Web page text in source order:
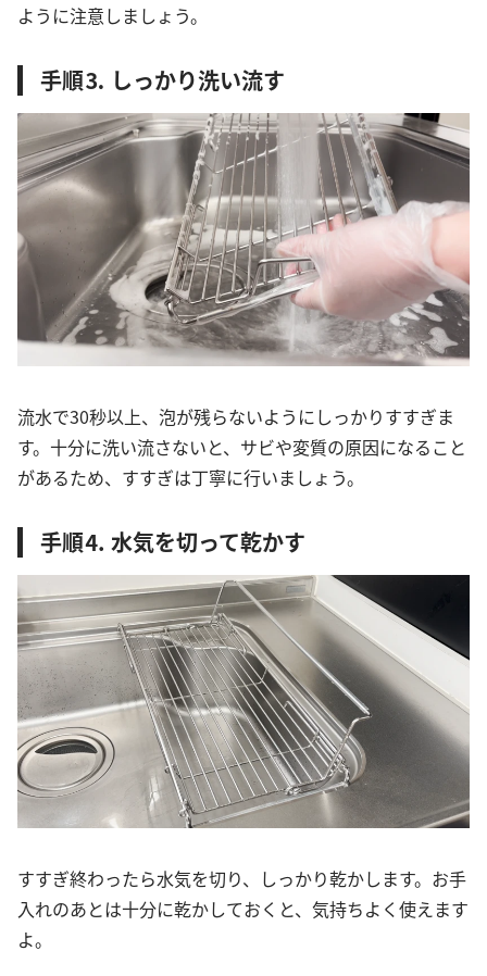
ように注意しましょう。
手順⒊ しっかり洗い流す
流水で30秒以上、泡が残らないようにしっかりすすぎま
す。十分に洗い流さないと、サビや変質の原因になること
があるため、すすぎは丁寧に行いましょう。
手順⒋ 水気を切って乾かす
すすぎ終わったら水気を切り、しっかり乾かします。お手
入れのあとは十分に乾かしておくと、気持ちよく使えます
よ。